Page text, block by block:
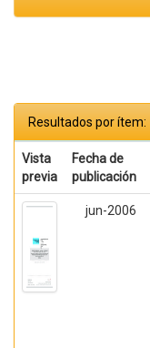
Resultados por ítem:
Vista
previa
Fecha de
publicación
jun-2006